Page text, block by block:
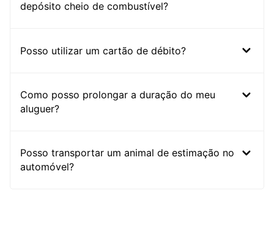
depósito cheio de combustível?
Posso utilizar um cartão de débito?
Como posso prolongar a duração do meu
aluguer?
Posso transportar um animal de estimação no
automóvel?